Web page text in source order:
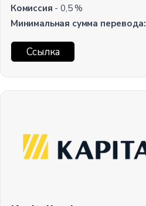
Комиссия - 0,5 %
Минимальная сумма перевода:
Ссылка